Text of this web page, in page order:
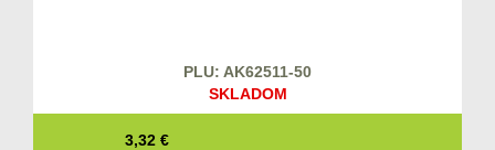
PLU: AK62511-50
SKLADOM
3,32 €